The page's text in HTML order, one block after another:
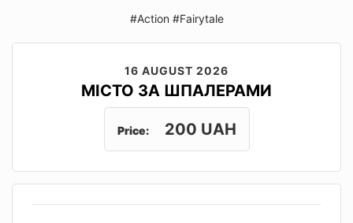
#Action #Fairytale
16 AUGUST 2026
МІСТО ЗА ШПАЛЕРАМИ
Price: 200 UAH